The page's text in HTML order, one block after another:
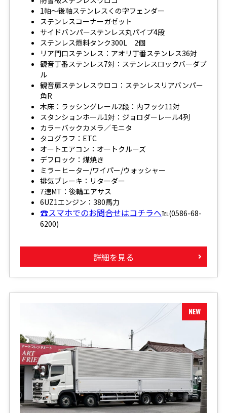
1軸～後軸ステンレスくの字フェンダー
ステンレスコーナーガゼット
サイドバンパーステンレス丸パイプ4段
ステンレス燃料タンク300L 2個
リア門口ステンレス：アオリ丁番ステンレス36対
観音丁番ステンレス7対：ステンレスロックバーダブ
ル
観音扉ステンレスウロコ：ステンレスリアバンパー
角R
木床：ラッシングレール2段：内フック11対
スタンションホール1対：ジョロダーレール4列
カラーバックカメラ／モニタ
タコグラフ：ETC
オートエアコン：オートクルーズ
デフロック：煤焼き
ミラーヒーター/ワイパー/ウォッシャー
排気ブレーキ：リターダー
7速MT：後輪エアサス
6UZ1エンジン：380馬力
☎スマホでのお問合せはコチラへ℡(0586-68-
6200)
詳細を見る